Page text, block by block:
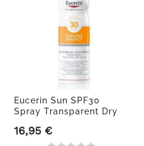
Eucerin Sun SPF30
Spray Transparent Dry
Precio
16,95 €